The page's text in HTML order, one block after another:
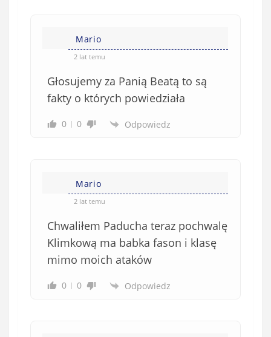
Mario
2 lat temu
Głosujemy za Panią Beatą to są
fakty o których powiedziała
0 0 Odpowiedz
Mario
2 lat temu
Chwaliłem Paducha teraz pochwalę
Klimkową ma babka fason i klasę
mimo moich ataków
0 0 Odpowiedz